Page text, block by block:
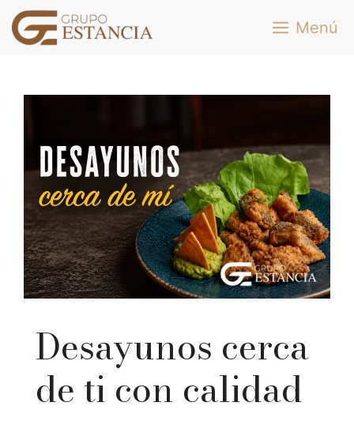
Saltar
contenido
Menú
Desayunos cerca
de ti con calidad